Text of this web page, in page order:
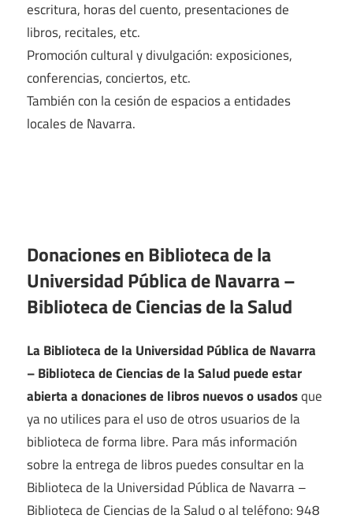
escritura, horas del cuento, presentaciones de
libros, recitales, etc.
Promoción cultural y divulgación: exposiciones,
conferencias, conciertos, etc.
También con la cesión de espacios a entidades
locales de Navarra.
Donaciones en Biblioteca de la
Universidad Pública de Navarra –
Biblioteca de Ciencias de la Salud
La Biblioteca de la Universidad Pública de Navarra
– Biblioteca de Ciencias de la Salud puede estar
abierta a donaciones de libros nuevos o usadosque
ya no utilices para el uso de otros usuarios de la
biblioteca de forma libre. Para más información
sobre la entrega de libros puedes consultar en la
Biblioteca de la Universidad Pública de Navarra –
Biblioteca de Ciencias de la Salud o al teléfono: 948